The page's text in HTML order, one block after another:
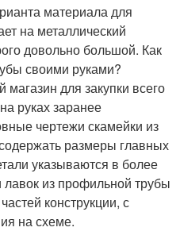
материала для
на металлический
довольно большой. Как
своими руками?
для закупки всего
руках заранее
чертежи скамейки из
размеры главных
указываются в более
из профильной трубы
конструкции, с
на схеме.